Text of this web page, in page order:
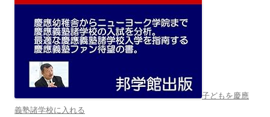
子どもを慶應
義塾諸学校に入れる